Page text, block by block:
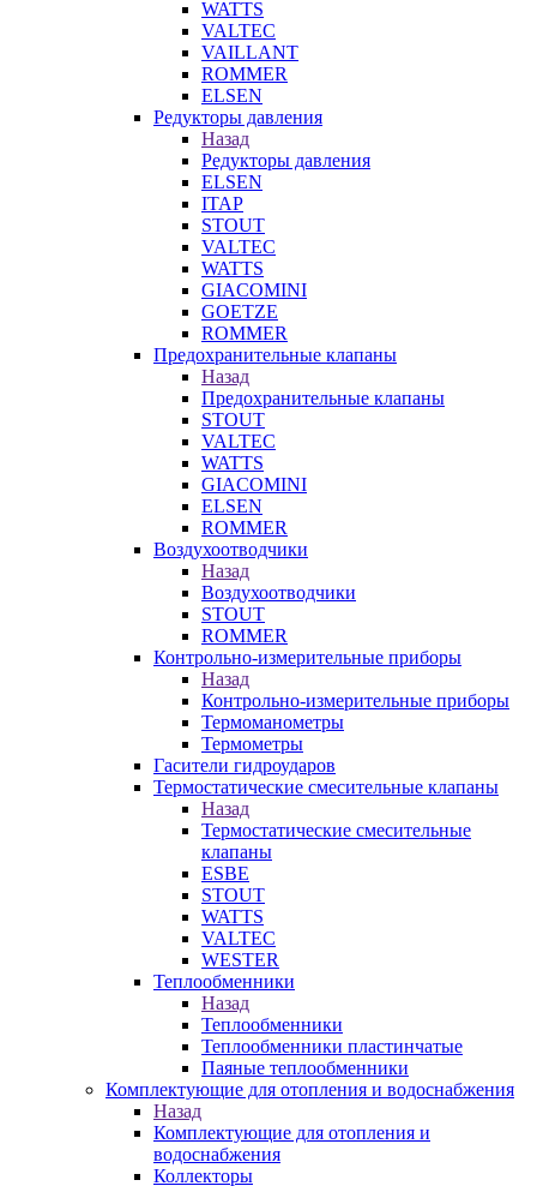
WATTS
VALTEC
VAILLANT
ROMMER
ELSEN
Редукторы давления
Назад
Редукторы давления
ELSEN
ITAP
STOUT
VALTEC
WATTS
GIACOMINI
GOETZE
ROMMER
Предохранительные клапаны
Назад
Предохранительные клапаны
STOUT
VALTEC
WATTS
GIACOMINI
ELSEN
ROMMER
Воздухоотводчики
Назад
Воздухоотводчики
STOUT
ROMMER
Контрольно-измерительные приборы
Назад
Контрольно-измерительные приборы
Термоманометры
Термометры
Гасители гидроударов
Термостатические смесительные клапаны
Назад
Термостатические смесительные
клапаны
ESBE
STOUT
WATTS
VALTEC
WESTER
Теплообменники
Назад
Теплообменники
Теплообменники пластинчатые
Паяные теплообменники
Комплектующие для отопления и водоснабжения
Назад
Комплектующие для отопления и
водоснабжения
Коллекторы